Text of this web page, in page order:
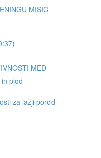
MIŠIC
MED
plod
za lažji porod